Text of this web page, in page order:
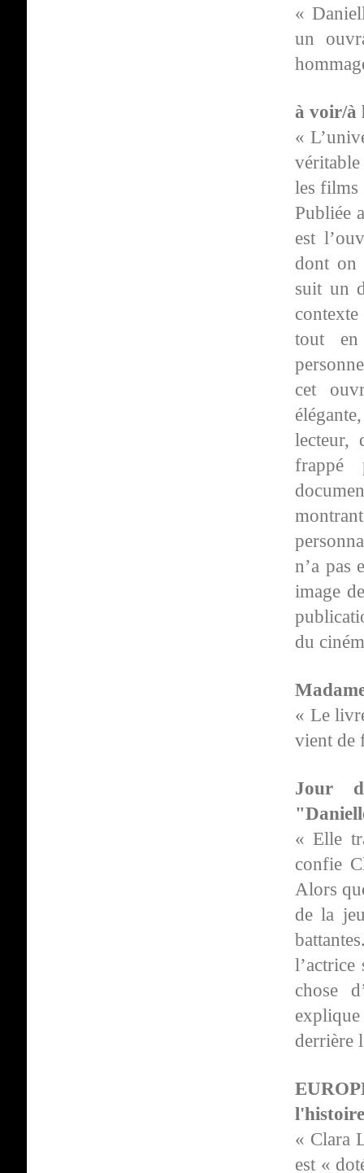
«
un
à voir/à
«
les films
Publiée
est
dont on
suit un
contexte
tout en
cet
lecteur,
frappé
n’a pas
image
du
« Le
vient de
Jour
« Elle
confie
Alors
de la
l’actrice
chose
derrière
« Clara
est «